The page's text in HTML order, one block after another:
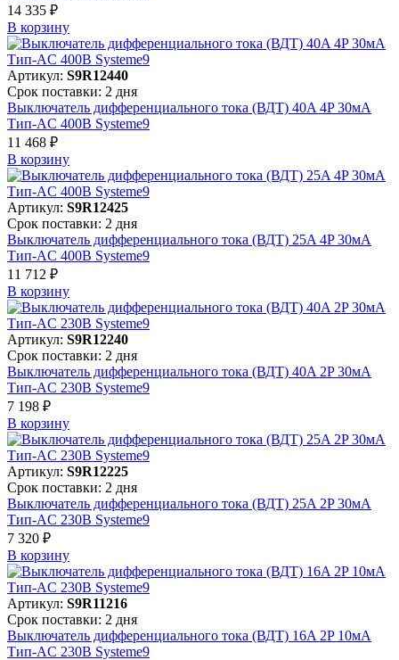
14 335 ₽
В корзинy
Артикул: S9R12440
Срок поставки: 2 дня
Выключатель дифференциального тока (ВДТ) 40A 4P 30мА
Тип-AC 400В Systeme9
11 468 ₽
В корзинy
Артикул: S9R12425
Срок поставки: 2 дня
Выключатель дифференциального тока (ВДТ) 25A 4P 30мА
Тип-AC 400В Systeme9
11 712 ₽
В корзинy
Артикул: S9R12240
Срок поставки: 2 дня
Выключатель дифференциального тока (ВДТ) 40A 2P 30мА
Тип-AC 230В Systeme9
7 198 ₽
В корзинy
Артикул: S9R12225
Срок поставки: 2 дня
Выключатель дифференциального тока (ВДТ) 25A 2P 30мА
Тип-AC 230В Systeme9
7 320 ₽
В корзинy
Артикул: S9R11216
Срок поставки: 2 дня
Выключатель дифференциального тока (ВДТ) 16A 2P 10мА
Тип-AC 230В Systeme9